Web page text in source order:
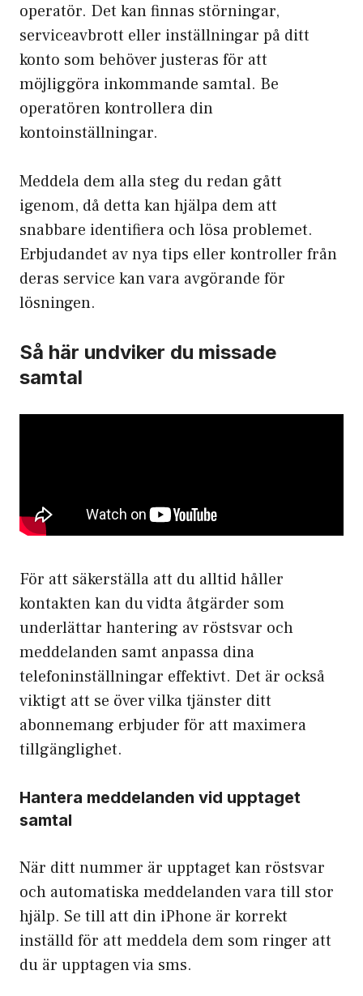
operatör. Det kan finnas störningar,
serviceavbrott eller inställningar på ditt
konto som behöver justeras för att
möjliggöra inkommande samtal. Be
operatören kontrollera din
kontoinställningar.
Meddela dem alla steg du redan gått
igenom, då detta kan hjälpa dem att
snabbare identifiera och lösa problemet.
Erbjudandet av nya tips eller kontroller från
deras service kan vara avgörande för
lösningen.
Så här undviker du missade
samtal
För att säkerställa att du alltid håller
kontakten kan du vidta åtgärder som
underlättar hantering av röstsvar och
meddelanden samt anpassa dina
telefoninställningar effektivt. Det är också
viktigt att se över vilka tjänster ditt
abonnemang erbjuder för att maximera
tillgänglighet.
Hantera meddelanden vid upptaget
samtal
När ditt nummer är upptaget kan röstsvar
och automatiska meddelanden vara till stor
hjälp. Se till att din iPhone är korrekt
inställd för att meddela dem som ringer att
du är upptagen via sms.